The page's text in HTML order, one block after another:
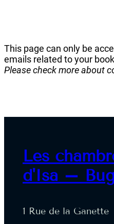
This page can only be
emails related to your
Please check more about
Les
d'Isa –
1 Rue de la Ganette